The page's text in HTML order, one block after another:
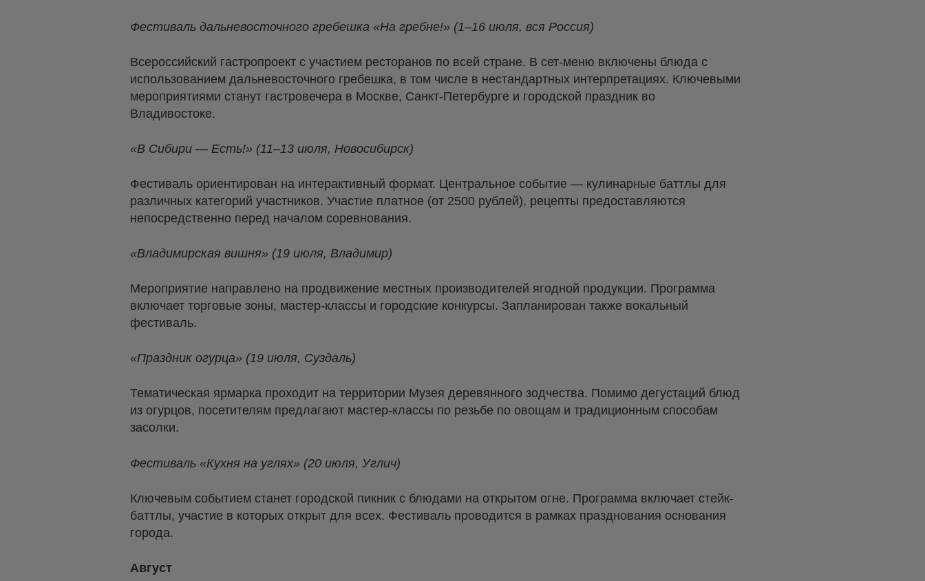
Фестиваль дальневосточного гребешка «На гребне!» (1–16 июля, вся Россия)
Всероссийский гастропроект с участием ресторанов по всей стране. В сет-меню включены блюда с
использованием дальневосточного гребешка, в том числе в нестандартных интерпретациях. Ключевыми
мероприятиями станут гастровечера в Москве, Санкт-Петербурге и городской праздник во
Владивостоке.
«В Сибири — Есть!» (11–13 июля, Новосибирск)
Фестиваль ориентирован на интерактивный формат. Центральное событие — кулинарные баттлы для
различных категорий участников. Участие платное (от 2500 рублей), рецепты предоставляются
непосредственно перед началом соревнования.
«Владимирская вишня» (19 июля, Владимир)
Мероприятие направлено на продвижение местных производителей ягодной продукции. Программа
включает торговые зоны, мастер-классы и городские конкурсы. Запланирован также вокальный
фестиваль.
«Праздник огурца» (19 июля, Суздаль)
Тематическая ярмарка проходит на территории Музея деревянного зодчества. Помимо дегустаций блюд
из огурцов, посетителям предлагают мастер-классы по резьбе по овощам и традиционным способам
засолки.
Фестиваль «Кухня на углях» (20 июля, Углич)
Ключевым событием станет городской пикник с блюдами на открытом огне. Программа включает стейк-
баттлы, участие в которых открыт для всех. Фестиваль проводится в рамках празднования основания
города.
Август